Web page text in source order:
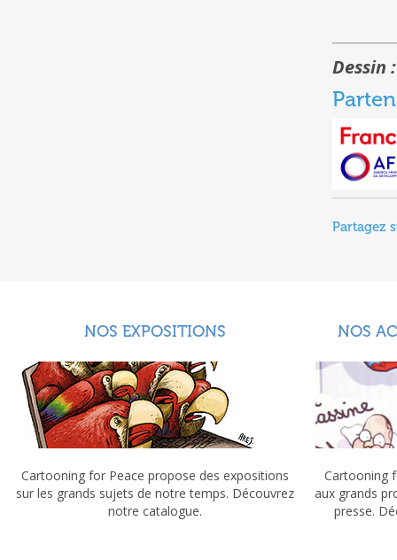
Dessin
Partagez
NOS EXPOSITIONS
Cartooning for Peace propose des expositions
sur les grands sujets de notre temps. Découvrez
notre catalogue.
NOS
Cartooning
aux grands
presse.